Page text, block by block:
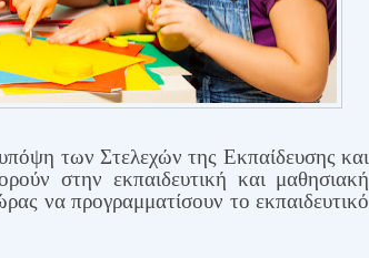
των Στελεχών της Εκπαίδευσης και
στην εκπαιδευτική και μαθησιακή
να προγραμματίσουν το εκπαιδευτικό